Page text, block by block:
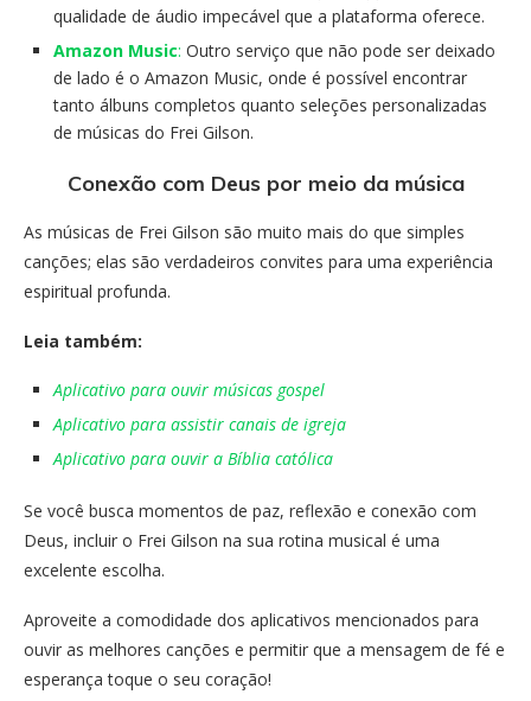
qualidade de áudio impecável que a plataforma oferece.
Amazon Music: Outro serviço que não pode ser deixado
de lado é o Amazon Music, onde é possível encontrar
tanto álbuns completos quanto seleções personalizadas
de músicas do Frei Gilson.
Conexão com Deus por meio da música
As músicas de Frei Gilson são muito mais do que simples
canções; elas são verdadeiros convites para uma experiência
espiritual profunda.
Leia também:
Aplicativo para ouvir músicas gospel
Aplicativo para assistir canais de igreja
Aplicativo para ouvir a Bíblia católica
Se você busca momentos de paz, reflexão e conexão com
Deus, incluir o Frei Gilson na sua rotina musical é uma
excelente escolha.
Aproveite a comodidade dos aplicativos mencionados para
ouvir as melhores canções e permitir que a mensagem de fé e
esperança toque o seu coração!